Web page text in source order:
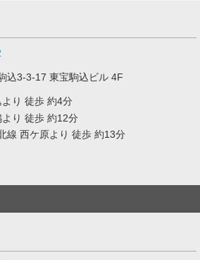
込3-3-17 東宝駒込ビル 4F
り 徒歩 約4分
り 徒歩 約12分
線 西ケ原より 徒歩 約13分